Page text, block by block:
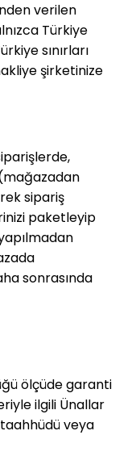
verilen
Türkiye
sınırları
şirketinize
sipariş
paketleyip
sonrasında
ölçüde garanti
ilgili Ünallar
veya